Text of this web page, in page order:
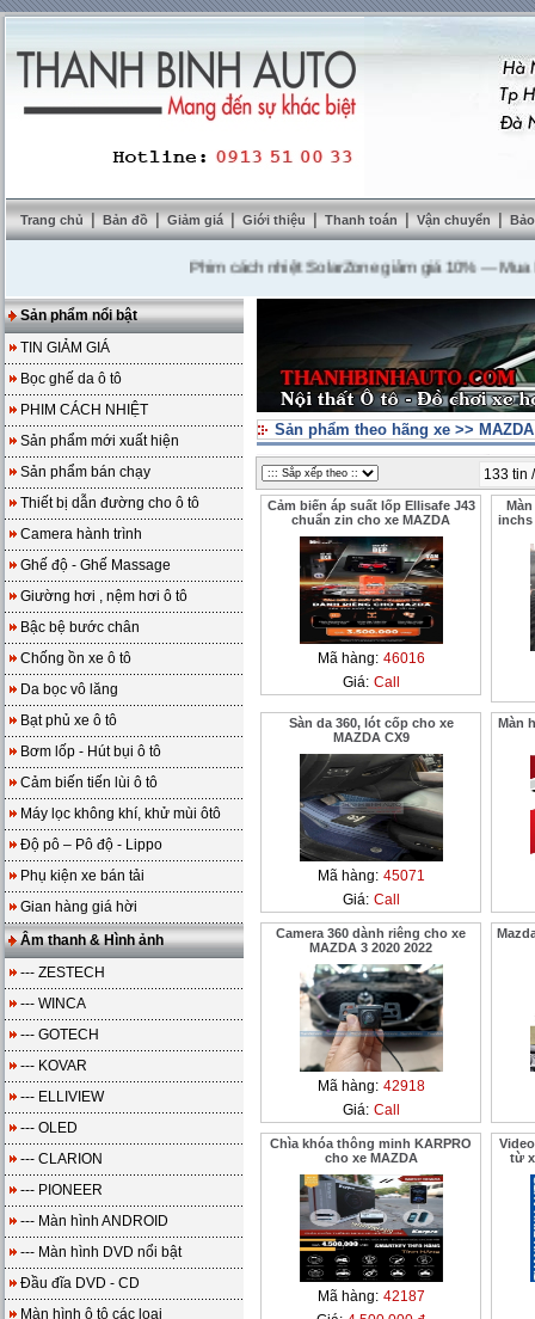
Trang chủ | Bản đồ | Giảm giá | Giới thiệu | Thanh toán | Vận chuyển |
Phim cách nhiệt SolarZone giảm giá 10%---Mua DVD
Sản phẩm nổi bật
TIN GIẢM GIÁ
Bọc ghế da ô tô
PHIM CÁCH NHIỆT
Sản phẩm mới xuất hiện
Sản phẩm bán chạy
Thiết bị dẫn đường cho ô tô
Camera hành trình
Ghế độ - Ghế Massage
Giường hơi , nệm hơi ô tô
Bậc bệ bước chân
Chống ồn xe ô tô
Da bọc vô lăng
Bạt phủ xe ô tô
Bơm lốp - Hút bụi ô tô
Cảm biến tiến lùi ô tô
Máy lọc không khí, khử mùi ôtô
Độ pô – Pô độ - Lippo
Phụ kiện xe bán tải
Gian hàng giá hời
Âm thanh & Hình ảnh
--- ZESTECH
--- WINCA
--- GOTECH
--- KOVAR
--- ELLIVIEW
--- OLED
--- CLARION
--- PIONEER
--- Màn hình ANDROID
--- Màn hình DVD nổi bật
Đầu đĩa DVD - CD
Màn hình ô tô các loại
Sản phẩm theo hãng xe >>
133 tin
Cảm biến áp suất lốp Ellisafe J43
chuẩn zin cho xe MAZDA
Mã hàng: 46016
Giá: Call
inchs
Sàn da 360, lót cốp cho xe
MAZDA CX9
Mã hàng: 45071
Giá: Call
Màn
Camera 360 dành riêng cho xe
MAZDA 3 2020 2022
Mã hàng: 42918
Giá: Call
Chìa khóa thông minh KARPRO
cho xe MAZDA
Mã hàng: 42187
từ